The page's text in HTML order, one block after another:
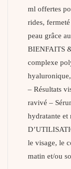
ml offertes
rides,
peau grâce
BIENFAITS
complexe
– Résultats
ravivé –
hydratante et
le visage, le
matin et/ou